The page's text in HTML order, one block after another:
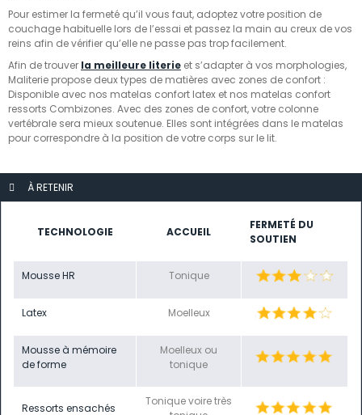
Pour estimer la fermeté qu’il vous faut, adoptez votre position de
couchage habituelle lors de l’essai et passez la main au creux de vos
reins afin de vérifier qu’elle ne passe pas trop facilement.
Afin de trouver la meilleure literie et s’adapter à vos morphologies,
Maliterie propose deux types de matières avec zones de confort :
Disponible avec nos matelas confort latex et nos matelas confort
ressorts Combizones. Avec des zones de confort, votre colonne
vertébrale sera mieux soutenue. Elles sont intégrées dans le matelas
pour correspondre à la position de votre corps sur le lit.
À RETENIR
TECHNOLOGIE ACCUEIL
FERMETÉ DU
SOUTIEN
Mousse HR Tonique
Latex Moelleux
Mousse à mémoire
de forme
Moelleux ou
tonique
Ressorts ensachés
Tonique voire très